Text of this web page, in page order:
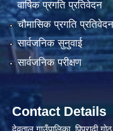
वार्षिक प्रगति प्रतिवेदन
चौमासिक प्रगति प्रतिवेदन
सार्वजनिक सुनुवाई
सार्वजनिक परीक्षण
Contact Details
देवताल गाउँपालिका, पिप्राढी